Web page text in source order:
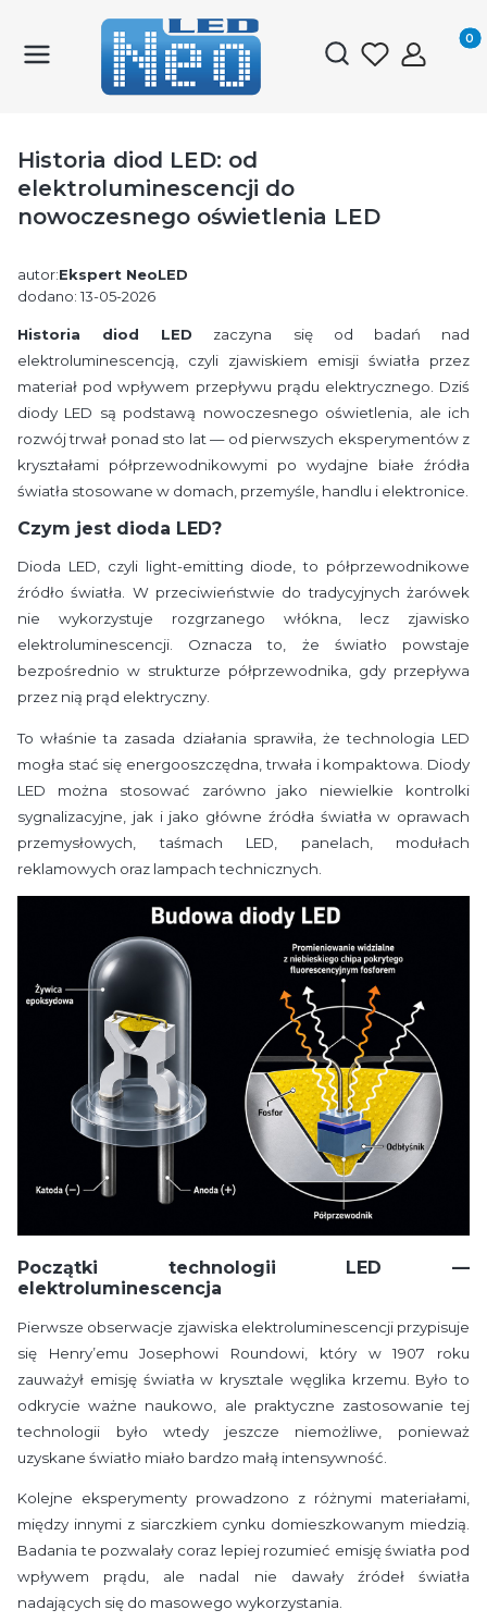
Otwórz
Historia diod LED: od
elektroluminescencji do
nowoczesnego oświetlenia LED
autor:Ekspert NeoLED
dodano: 13-05-2026
Historia diod LED zaczyna się od badań nad
elektroluminescencją, czyli zjawiskiem emisji światła przez
materiał pod wpływem przepływu prądu elektrycznego. Dziś
diody LED są podstawą nowoczesnego oświetlenia, ale ich
rozwój trwał ponad sto lat — od pierwszych eksperymentów z
kryształami półprzewodnikowymi po wydajne białe źródła
światła stosowane w domach, przemyśle, handlu i elektronice.
Czym jest dioda LED?
Dioda LED, czyli light-emitting diode, to półprzewodnikowe
źródło światła. W przeciwieństwie do tradycyjnych żarówek
nie wykorzystuje rozgrzanego włókna, lecz zjawisko
elektroluminescencji. Oznacza to, że światło powstaje
bezpośrednio w strukturze półprzewodnika, gdy przepływa
przez nią prąd elektryczny.
To właśnie ta zasada działania sprawiła, że technologia LED
mogła stać się energooszczędna, trwała i kompaktowa. Diody
LED można stosować zarówno jako niewielkie kontrolki
sygnalizacyjne, jak i jako główne źródła światła w oprawach
przemysłowych, taśmach LED, panelach, modułach
reklamowych oraz lampach technicznych.
Początki technologii LED —
elektroluminescencja
Pierwsze obserwacje zjawiska elektroluminescencji przypisuje
się Henry’emu Josephowi Roundowi, który w 1907 roku
zauważył emisję światła w krysztale węglika krzemu. Było to
odkrycie ważne naukowo, ale praktyczne zastosowanie tej
technologii było wtedy jeszcze niemożliwe, ponieważ
uzyskane światło miało bardzo małą intensywność.
Kolejne eksperymenty prowadzono z różnymi materiałami,
między innymi z siarczkiem cynku domieszkowanym miedzią.
Badania te pozwalały coraz lepiej rozumieć emisję światła pod
wpływem prądu, ale nadal nie dawały źródeł światła
nadających się do masowego wykorzystania.